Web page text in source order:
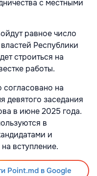
с местными
равное число
Республики
строиться на
работы.
на
девятого заседания
в июне 2025 года.
в
и
вступление.
Point.md в Google